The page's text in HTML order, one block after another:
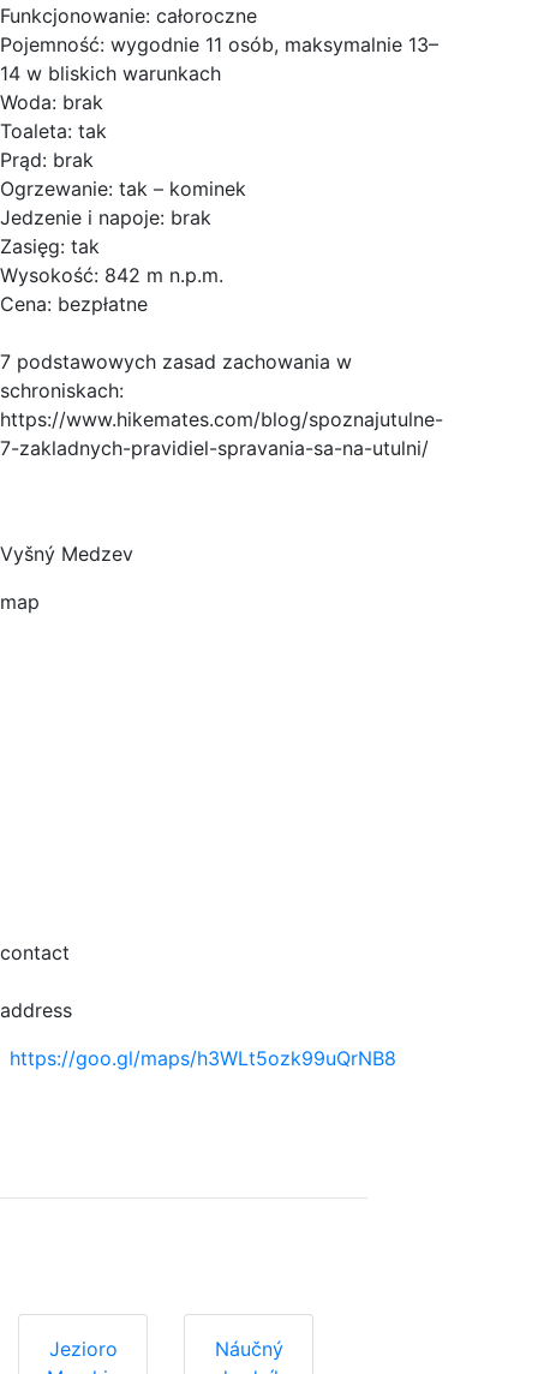
Funkcjonowanie: całoroczne
Pojemność: wygodnie 11 osób, maksymalnie 13–
14 w bliskich warunkach
Woda: brak
Toaleta: tak
Prąd: brak
Ogrzewanie: tak – kominek
Jedzenie i napoje: brak
Zasięg: tak
Wysokość: 842 m n.p.m.
Cena: bezpłatne
7 podstawowych zasad zachowania w
schroniskach:
https://www.hikemates.com/blog/spoznajutulne-
7-zakladnych-pravidiel-spravania-sa-na-utulni/
Vyšný Medzev
map
contact
address
https://goo.gl/maps/h3WLt5ozk99uQrNB8
Jezioro
Náučný